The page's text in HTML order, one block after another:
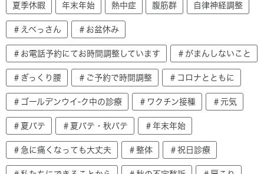
夏季休暇 年末年始 熱中症 腹筋群 自律神経調整
＃えべっさん ＃お盆休み
＃お電話予約にてお時間調整しています ＃がまんしないこと
＃ぎっくり腰 ＃ご予約で時間調整 ＃コロナとともに
＃ゴールデンウイ-ク中の診療 ＃ワクチン接種 ＃元気
＃夏バテ ＃夏バテ・秋バテ ＃年末年始
＃急に痛くなっても大丈夫 ＃整体 ＃祝日診療